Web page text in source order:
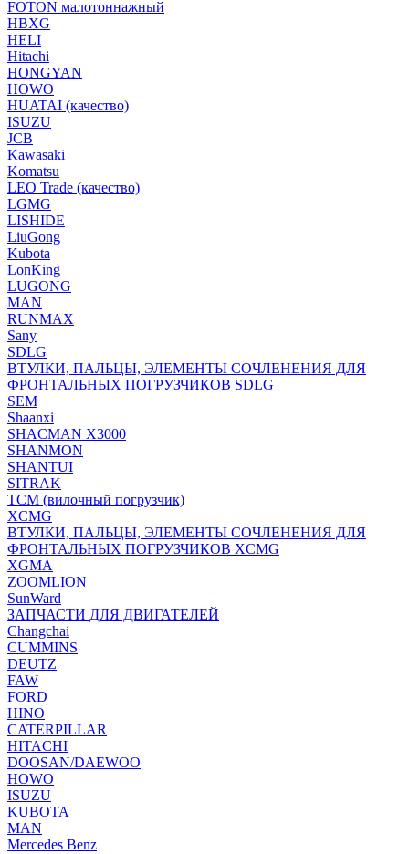
FOTON малотоннажный
HBXG
HELI
Hitachi
HONGYAN
HOWO
HUATAI (качество)
ISUZU
JCB
Kawasaki
Komatsu
LEO Trade (качество)
LGMG
LISHIDE
LiuGong
Kubota
LonKing
LUGONG
MAN
RUNMAX
Sany
SDLG
ВТУЛКИ, ПАЛЬЦЫ, ЭЛЕМЕНТЫ СОЧЛЕНЕНИЯ ДЛЯ
ФРОНТАЛЬНЫХ ПОГРУЗЧИКОВ SDLG
SEM
Shaanxi
SHACMAN X3000
SHANMON
SHANTUI
SITRAK
TCM (вилочный погрузчик)
XCMG
ВТУЛКИ, ПАЛЬЦЫ, ЭЛЕМЕНТЫ СОЧЛЕНЕНИЯ ДЛЯ
ФРОНТАЛЬНЫХ ПОГРУЗЧИКОВ XCMG
XGMA
ZOOMLION
SunWard
ЗАПЧАСТИ ДЛЯ ДВИГАТЕЛЕЙ
Changchai
CUMMINS
DEUTZ
FAW
FORD
HINO
CATERPILLAR
HITACHI
DOOSAN/DAEWOO
HOWO
ISUZU
KUBOTA
MAN
Mercedes Benz